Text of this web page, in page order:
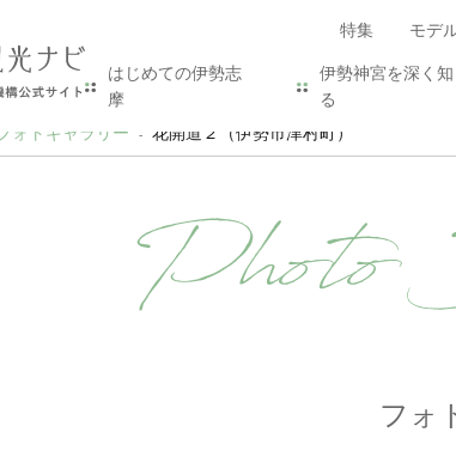
特集 モデ
はじめての伊勢志
摩
伊勢神宮を深く知
る
フォトギャラリー 花開道２（伊勢市津村町）
Photo
フォ